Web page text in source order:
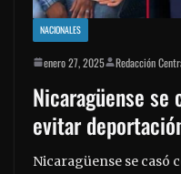
NACIONALES
enero 27, 2025 Redacción
Nicaragüense se
evitar
Nicaragüense se casó